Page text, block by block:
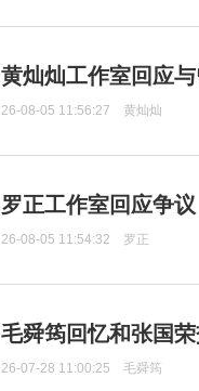
黄灿灿工作室回应
26-08-05 11:56:27 黄灿灿
罗正工作室回应争
26-08-05 11:54:32 罗正
毛舜筠回忆和张国
26-07-28 11:00:25 毛舜筠